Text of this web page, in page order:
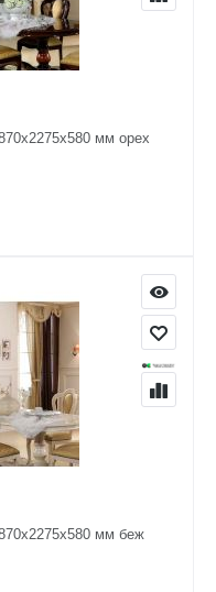
мм орех
мм беж